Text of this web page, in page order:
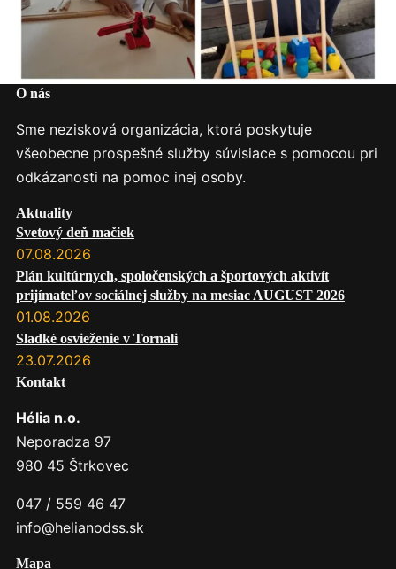
O nás
Sme nezisková organizácia, ktorá poskytuje
všeobecne prospešné služby súvisiace s pomocou pri
odkázanosti na pomoc inej osoby.
Aktuality
Svetový deň mačiek
07.08.2026
Plán kultúrnych, spoločenských a športových aktivít
prijímateľov sociálnej služby na mesiac AUGUST 2026
01.08.2026
Sladké osvieženie v Tornali
23.07.2026
Kontakt
Hélia n.o.
Neporadza 97
980 45 Štrkovec
047 / 559 46 47
info@helianodss.sk
Mapa